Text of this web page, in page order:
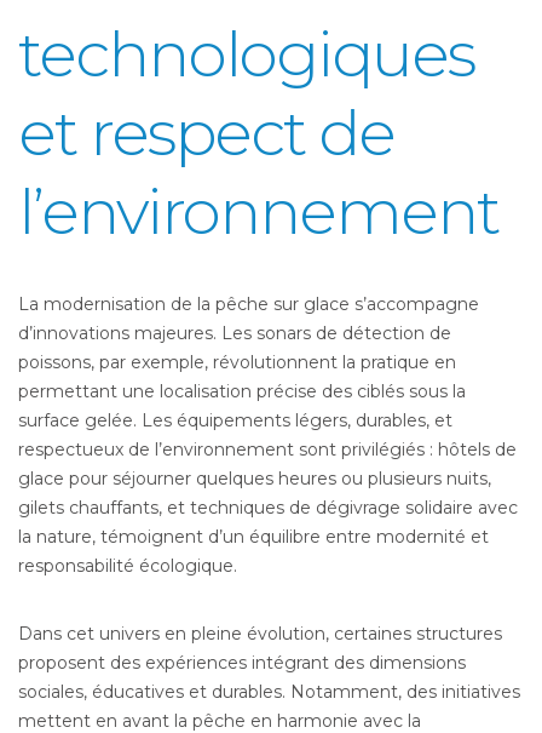
technologiques
et respect de
l’environnement
La modernisation de la pêche sur glace s’accompagne
d’innovations majeures. Les sonars de détection de
poissons, par exemple, révolutionnent la pratique en
permettant une localisation précise des ciblés sous la
surface gelée. Les équipements légers, durables, et
respectueux de l’environnement sont privilégiés : hôtels de
glace pour séjourner quelques heures ou plusieurs nuits,
gilets chauffants, et techniques de dégivrage solidaire avec
la nature, témoignent d’un équilibre entre modernité et
responsabilité écologique.
Dans cet univers en pleine évolution, certaines structures
proposent des expériences intégrant des dimensions
sociales, éducatives et durables. Notamment, des initiatives
mettent en avant la pêche en harmonie avec la